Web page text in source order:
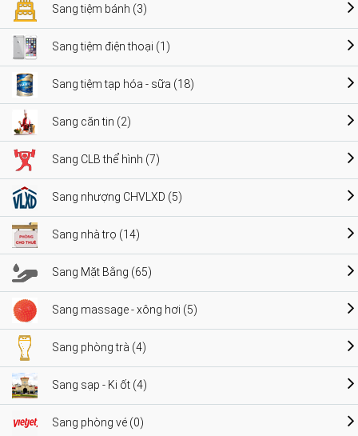
Sang tiệm bánh (3)
Sang tiệm điện thoại (1)
Sang tiệm tạp hóa - sữa (18)
Sang căn tin (2)
Sang CLB thể hình (7)
Sang nhượng CHVLXD (5)
Sang nhà trọ (14)
Sang Mặt Bằng (65)
Sang massage - xông hơi (5)
Sang phòng trà (4)
Sang sạp - Ki ốt (4)
Sang phòng vé (0)